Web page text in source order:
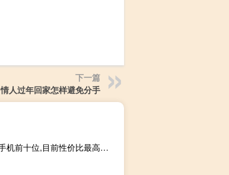
下一篇
情人过年回家怎样避免分手
目前性价比最高的手机是（性价比最好的手机前十位,目前性价比最高的10款手机）